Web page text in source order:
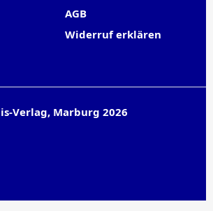
AGB
Widerruf erklären
Verlag, Marburg 2026